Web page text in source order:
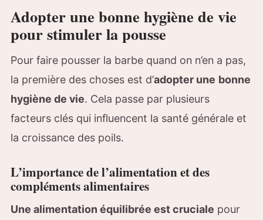
Adopter une bonne hygiène de vie
pour stimuler la pousse
Pour faire pousser la barbe quand on n’en a pas,
la première des choses est d’adopter une bonne
hygiène de vie. Cela passe par plusieurs
facteurs clés qui influencent la santé générale et
la croissance des poils.
L’importance de l’alimentation et des
compléments alimentaires
Une alimentation équilibrée est cruciale pour